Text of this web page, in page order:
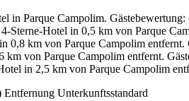
in Parque Campolim.
Sterne-Hotel in 0,5 km von Parque
0,8 km von Parque Campolim
von Parque Campolim entfernt.
in 2,5 km von Parque Campolim
Entfernung Unterkunftsstandard